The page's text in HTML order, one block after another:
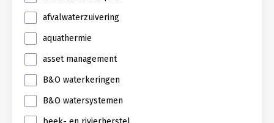
afvalwaterzuivering
aquathermie
asset management
B&O waterkeringen
B&O watersystemen